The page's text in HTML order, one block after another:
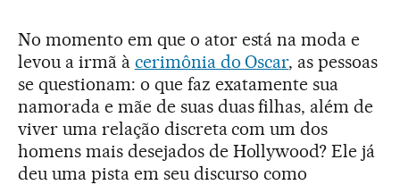
No momento em que o ator está na moda e
levou a irmã à cerimônia do Oscar, as pessoas
se questionam: o que faz exatamente sua
namorada e mãe de suas duas filhas, além de
viver uma relação discreta com um dos
homens mais desejados de Hollywood? Ele já
deu uma pista em seu discurso como